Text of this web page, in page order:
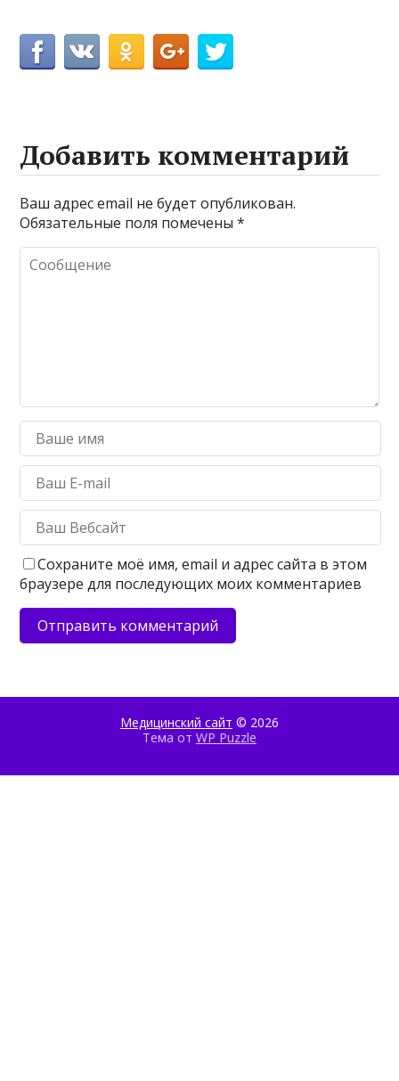
Добавить комментарий
Ваш адрес email не будет опубликован.
Обязательные поля помечены*
Сохраните моё имя, email и адрес сайта в этом
браузере для последующих моих комментариев
Медицинский сайт © 2026
Тема от WP Puzzle